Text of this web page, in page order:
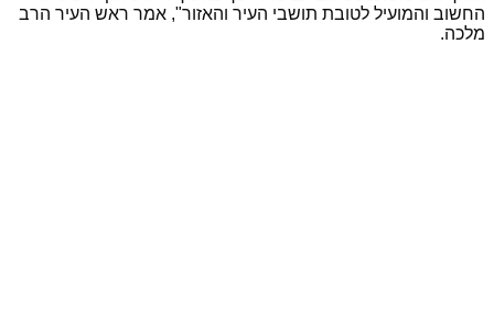
החשוב והמועיל לטובת תושבי העיר והאזור", אמר ראש העיר הרב
מלכה.